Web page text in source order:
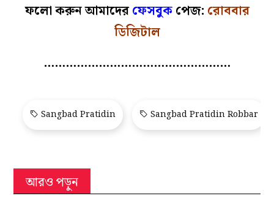
ফলো করুন আমাদেরফেসবুকপেজ: রোববার
ডিজিটাল
……………………………………………
Sangbad Pratidin Sangbad Pratidin Robbar
আরও পড়ুন